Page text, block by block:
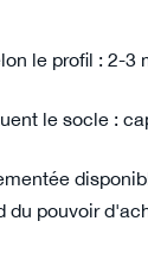
le profil : 2-3
le socle :
du pouvoir